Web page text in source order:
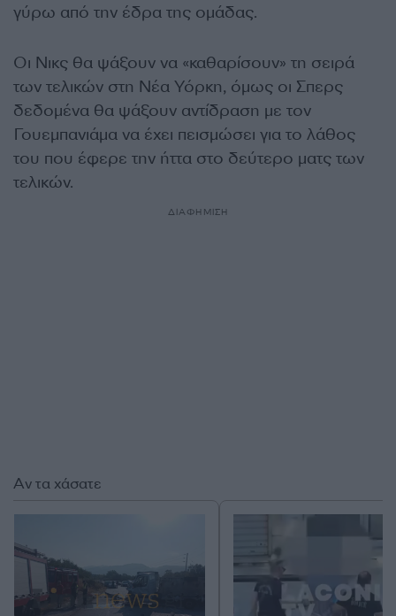
γύρω από την έδρα της ομάδας.
Οι Νικς θα ψάξουν να «καθαρίσουν» τη σειρά
των τελικών στη Νέα Υόρκη, όμως οι Σπερς
δεδομένα θα ψάξουν αντίδραση με τον
Γουεμπανιάμα να έχει πεισμώσει για το λάθος
του που έφερε την ήττα στο δεύτερο ματς των
τελικών.
ΔΙΑΦΗΜΙΣΗ
Αν τα χάσατε